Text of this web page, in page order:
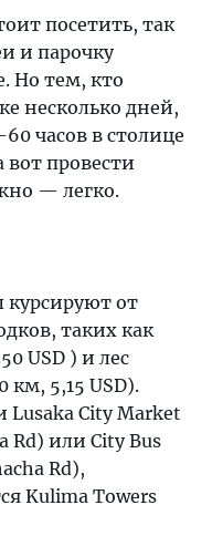
посетить, так
и парочку
Но тем, кто
несколько дней,
часов в столице
вот провести
— легко.
курсируют от
таких как
USD ) и лес
км, 5,15 USD).
City Market
Rd) или City Bus
Rd),
Kulima Towers